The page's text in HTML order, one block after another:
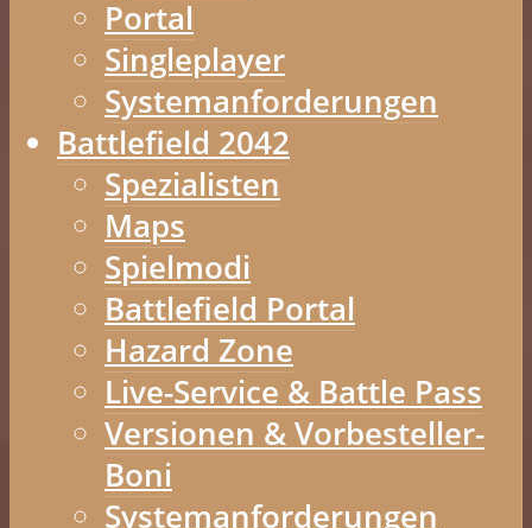
Portal
Singleplayer
Systemanforderungen
Battlefield 2042
Spezialisten
Maps
Spielmodi
Battlefield Portal
Hazard Zone
Live-Service & Battle Pass
Versionen & Vorbesteller-
Boni
Systemanforderungen